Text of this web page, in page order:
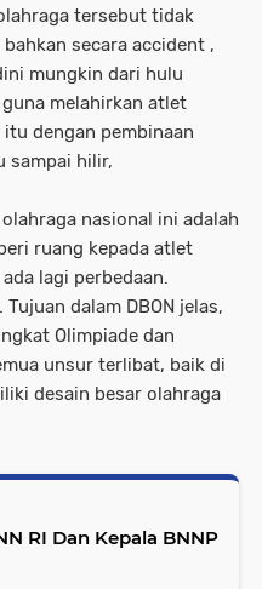
tersebut tidak
secara accident ,
mungkin dari hulu
melahirkan atlet
dengan pembinaan
sampai hilir,
nasional ini adalah
ruang kepada atlet
lagi perbedaan.
dalam DBON jelas,
Olimpiade dan
unsur terlibat, baik di
desain besar olahraga
RI Dan Kepala BNNP